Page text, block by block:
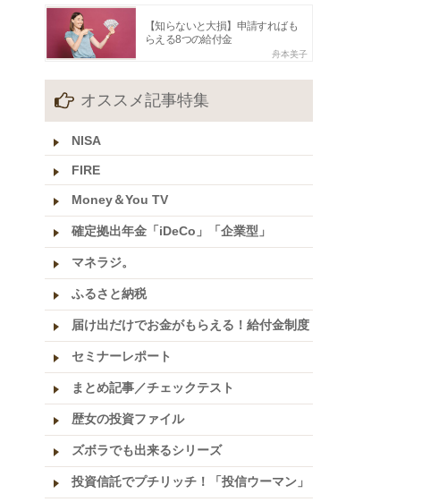
【知らないと大損】申請すればも
らえる8つの給付金
舟本美子
オススメ記事特集
NISA
FIRE
Money＆You TV
確定拠出年金「iDeCo」「企業型」
マネラジ。
ふるさと納税
届け出だけでお金がもらえる！給付金制度
セミナーレポート
まとめ記事／チェックテスト
歴女の投資ファイル
ズボラでも出来るシリーズ
投資信託でプチリッチ！「投信ウーマン」